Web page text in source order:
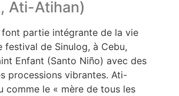
Ati-Atihan)
font partie intégrante de la vie
festival de Sinulog, à Cebu,
Enfant (Santo Niño) avec des
processions vibrantes. Ati-
comme le « mère de tous les